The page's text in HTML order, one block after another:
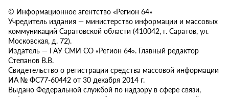
© Информационное агентство «Регион 64»
Учредитель издания — министерство информации и массовых
коммуникаций Саратовской области (410042, г. Саратов, ул.
Московская, д. 72).
Издатель — ГАУ СМИ СО «Регион 64». Главный редактор
Степанов В.В.
Свидетельство о регистрации средства массовой информации
ИА № ФС77-60442 от 30 декабря 2014 г.
Выдано Федеральной службой по надзору в сфере связи,